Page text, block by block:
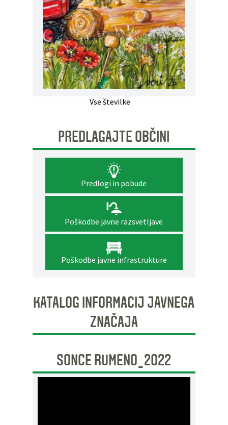
Vse številke
PREDLAGAJTE OBČINI
Predlogi in pobude
Poškodbe javne razsvetljave
Poškodbe javne infrastrukture
KATALOG INFORMACIJ JAVNEGA
ZNAČAJA
SONCE RUMENO_2022